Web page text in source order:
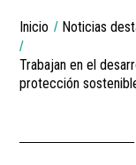
You
are
here:
Inicio Noticias
Trabajan en el
protección